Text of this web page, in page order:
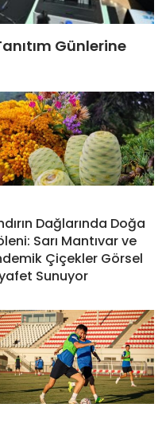
Günlerine
Dağlarında Doğa
Sarı Mantıvar ve
Çiçekler Görsel
Sunuyor